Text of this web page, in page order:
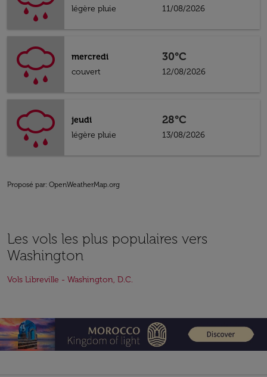
légère pluie
11/08/2026
mercredi
couvert
30°C
12/08/2026
jeudi
légère pluie
28°C
13/08/2026
Proposé par: OpenWeatherMap.org
Les vols les plus populaires vers
Washington
Vols Libreville - Washington, D.C.